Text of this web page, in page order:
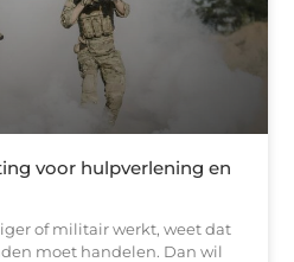
voor hulpverlening en
of militair werkt, weet dat
moet handelen. Dan wil